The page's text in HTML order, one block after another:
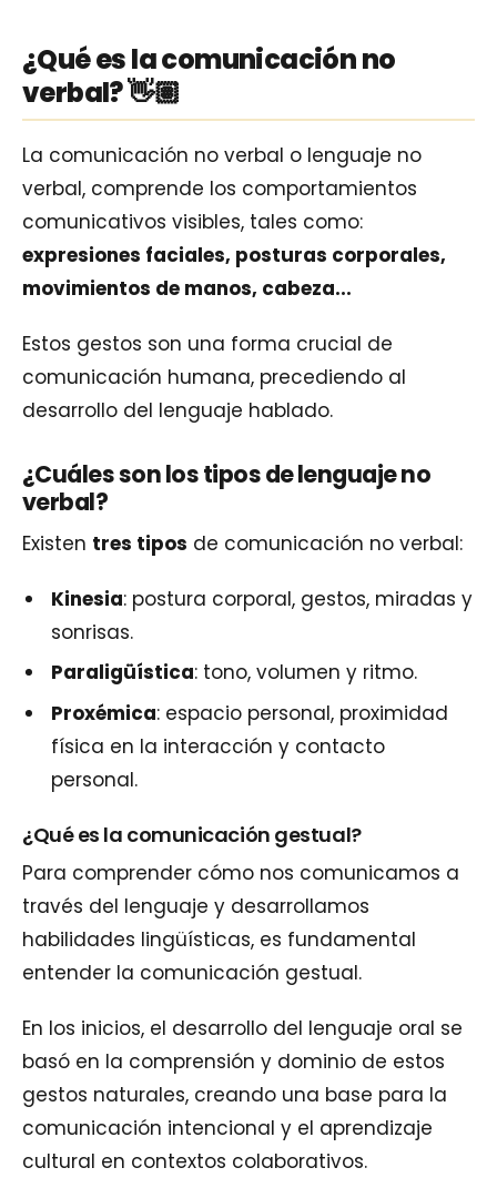
¿Qué es la comunicación no
verbal? 👋🏽
La comunicación no verbal o lenguaje no
verbal, comprende los comportamientos
comunicativos visibles, tales como:
expresiones faciales, posturas corporales,
movimientos de manos, cabeza...
Estos gestos son una forma crucial de
comunicación humana, precediendo al
desarrollo del lenguaje hablado.
¿Cuáles son los tipos de lenguaje no
verbal?
Existen tres tipos de comunicación no verbal:
Kinesia: postura corporal, gestos, miradas y
sonrisas.
Paraligüística: tono, volumen y ritmo.
Proxémica: espacio personal, proximidad
física en la interacción y contacto
personal.
¿Qué es la comunicación gestual?
Para comprender cómo nos comunicamos a
través del lenguaje y desarrollamos
habilidades lingüísticas, es fundamental
entender la comunicación gestual.
En los inicios, el desarrollo del lenguaje oral se
basó en la comprensión y dominio de estos
gestos naturales, creando una base para la
comunicación intencional y el aprendizaje
cultural en contextos colaborativos.